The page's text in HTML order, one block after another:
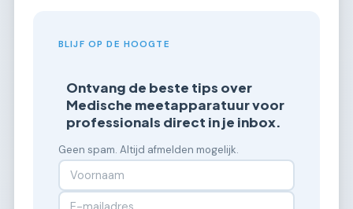
BLIJF OP DE HOOGTE
Ontvang de beste tips over
Medische meetapparatuur voor
professionals direct in je inbox.
Geen spam. Altijd afmelden mogelijk.